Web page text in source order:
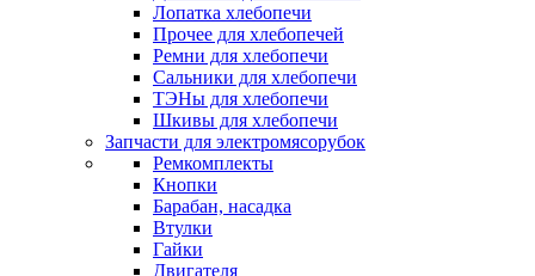
Лопатка хлебопечи
Прочее для хлебопечей
Ремни для хлебопечи
Сальники для хлебопечи
ТЭНы для хлебопечи
Шкивы для хлебопечи
Запчасти для электромясорубок
Ремкомплекты
Кнопки
Барабан, насадка
Втулки
Гайки
Двигателя